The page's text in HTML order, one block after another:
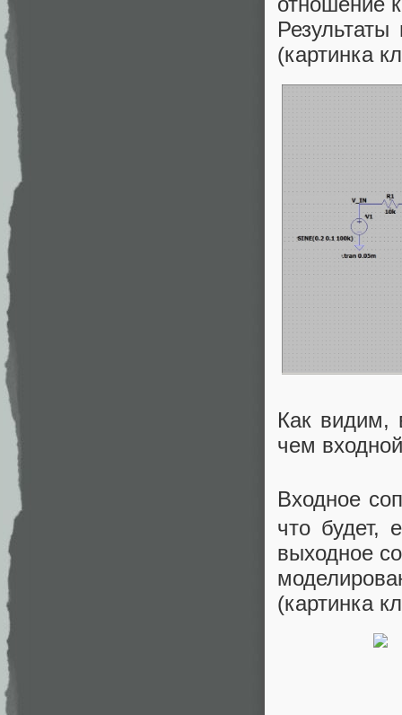
(картинка
Как видим,
чем
Входное
что будет,
выходное
(картинка